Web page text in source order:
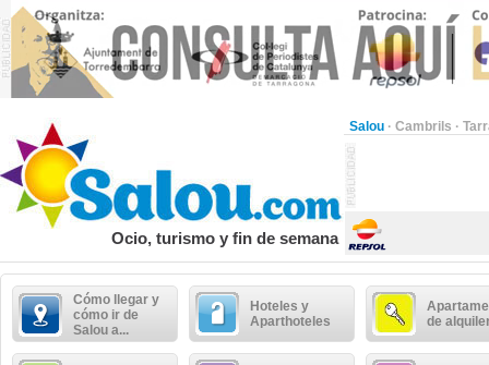
Salou · Cambrils ·
Ocio, turismo y fin de semana
Cómo llegar y
cómo ir de
Salou a...
Hoteles y
Aparthoteles
de